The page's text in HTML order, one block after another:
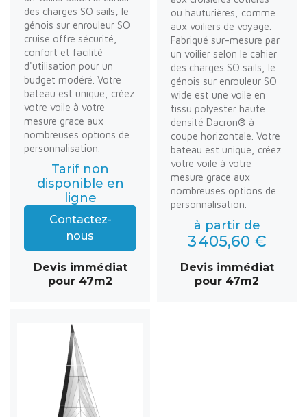
des charges SO sails, le
génois sur enrouleur SO
cruise offre sécurité,
confort et facilité
d'utilisation pour un
budget modéré. Votre
bateau est unique, créez
votre voile à votre
mesure grace aux
nombreuses options de
personnalisation.
Tarif non
disponible en
ligne
Contactez-
nous
Devis immédiat
pour 47m2
ou hauturières, comme
aux voiliers de voyage.
Fabriqué sur-mesure par
un voilier selon le cahier
des charges SO sails, le
génois sur enrouleur SO
wide est une voile en
tissu polyester haute
densité Dacron® à
coupe horizontale. Votre
bateau est unique, créez
votre voile à votre
mesure grace aux
nombreuses options de
personnalisation.
à partir de
3 405,60 €
Devis immédiat
pour 47m2